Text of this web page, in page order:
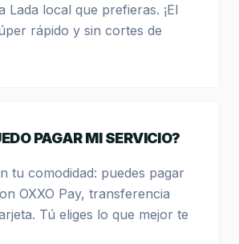
Lada local que prefieras. ¡El
rápido y sin cortes de
PAGAR MI SERVICIO?
tu comodidad: puedes pagar
OXXO Pay, transferencia
Tú eliges lo que mejor te